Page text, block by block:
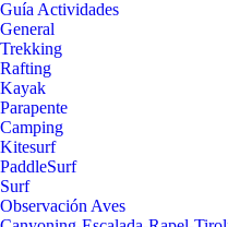
Guía Actividades
General
Trekking
Rafting
Kayak
Parapente
Camping
Kitesurf
PaddleSurf
Surf
Observación Aves